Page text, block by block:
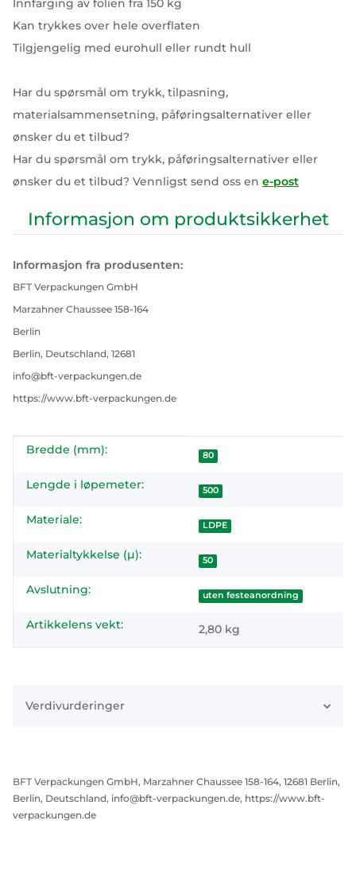
Innfarging av folien fra 150 kg
Kan trykkes over hele overflaten
Tilgjengelig med eurohull eller rundt hull
Har du spørsmål om trykk, tilpasning,
materialsammensetning, påføringsalternativer eller
ønsker du et tilbud?
Har du spørsmål om trykk, påføringsalternativer eller
ønsker du et tilbud? Vennligst send oss en e-post
Informasjon om produktsikkerhet
Informasjon fra produsenten:
BFT Verpackungen GmbH
Marzahner Chaussee 158-164
Berlin
Berlin, Deutschland, 12681
info@bft-verpackungen.de
https://www.bft-verpackungen.de
#productDetails.itemInformation#
#productDetails.itemValue#
Bredde (mm): 80
Lengde i løpemeter: 500
Materiale: LDPE
Materialtykkelse (µ): 50
Avslutning: uten festeanordning
Artikkelens vekt: 2,80 kg
Verdivurderinger
BFT Verpackungen GmbH, Marzahner Chaussee 158-164, 12681 Berlin,
Berlin, Deutschland, info@bft-verpackungen.de, https://www.bft-
verpackungen.de